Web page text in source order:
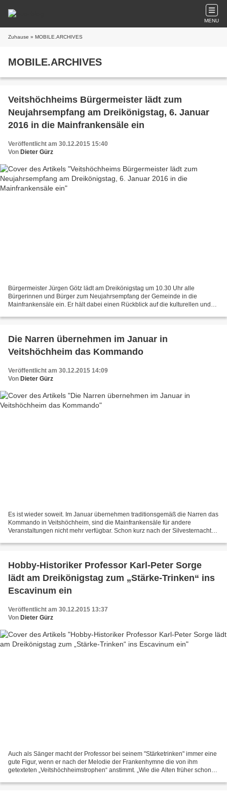
MENU
Zuhause » MOBILE.ARCHIVES
MOBILE.ARCHIVES
Veitshöchheims Bürgermeister lädt zum
Neujahrsempfang am Dreikönigstag, 6. Januar
2016 in die Mainfrankensäle ein
Veröffentlicht am 30.12.2015 15:40
Von Dieter Gürz
Bürgermeister Jürgen Götz lädt am Dreikönigstag um 10.30 Uhr alle
Bürgerinnen und Bürger zum Neujahrsempfang der Gemeinde in die
Mainfrankensäle ein. Er hält dabei einen Rückblick auf die kulturellen und
Die Narren übernehmen im Januar in
Veitshöchheim das Kommando
Veröffentlicht am 30.12.2015 14:09
Von Dieter Gürz
Es ist wieder soweit. Im Januar übernehmen traditionsgemäß die Narren das
Kommando in Veitshöchheim, sind die Mainfrankensäle für andere
Veranstaltungen nicht mehr verfügbar. Schon kurz nach der Silvesternacht
Hobby-Historiker Professor Karl-Peter Sorge
lädt am Dreikönigstag zum „Stärke-Trinken“ ins
Escavinum ein
Veröffentlicht am 30.12.2015 13:37
Von Dieter Gürz
Auch als Sänger macht der Professor bei seinem "Stärketrinken" immer eine
gute Figur, wenn er nach der Melodie der Frankenhymne die von ihm
getexteten „Veitshöchheimstrophen“ anstimmt. „Wie die Alten früher schon